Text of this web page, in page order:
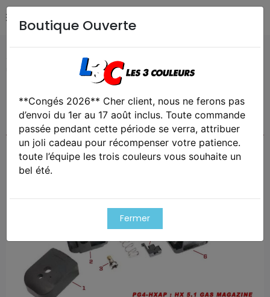
Airsoft / Paintball
Pièces origine pour chargeurs gaz série hx
Exclusivité web !
Cet article est victime de son succes
Boutique Ouverte
**Congés 2026** Cher client, nous ne ferons pas
d’envoi du 1er au 17 août inclus. Toute commande
passée pendant cette période se verra, attribuer
un joli cadeau pour récompenser votre patience.
toute l’équipe les trois couleurs vous souhaite un
bel été.
Fermer